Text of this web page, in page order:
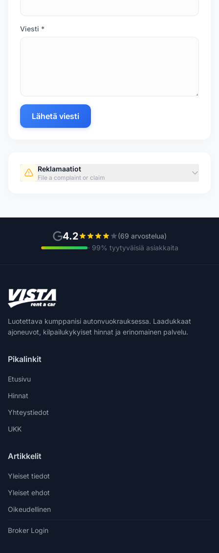
Viesti *
Lähetä viesti
Reklamaatiot
File a complaint or claim
4.2
(69 arvostelua)
· 99% tyytyväisiä asiakkaita
Luotettava kumppanisi autonvuokrauksessa. Laadukkaat
ajoneuvot, kilpailukykyiset hinnat ja erinomainen palvelu.
Pikalinkit
Etusivu
Hinnat
Yhteystiedot
UKK
Artikkelit
Yleiset tiedot
Yleiset ehdot
Oikeudellinen
Broker Login